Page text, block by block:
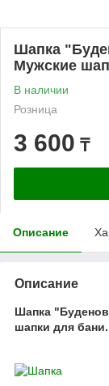
Шапка
Мужские
В наличии
Розница
3 600 ₸
Описание
Описание
Шапка
шапки для бани.